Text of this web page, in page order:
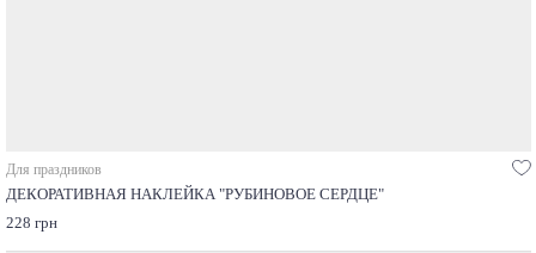
Для праздников
ДЕКОРАТИВНАЯ НАКЛЕЙКА "РУБИНОВОЕ СЕРДЦЕ"
228 грн